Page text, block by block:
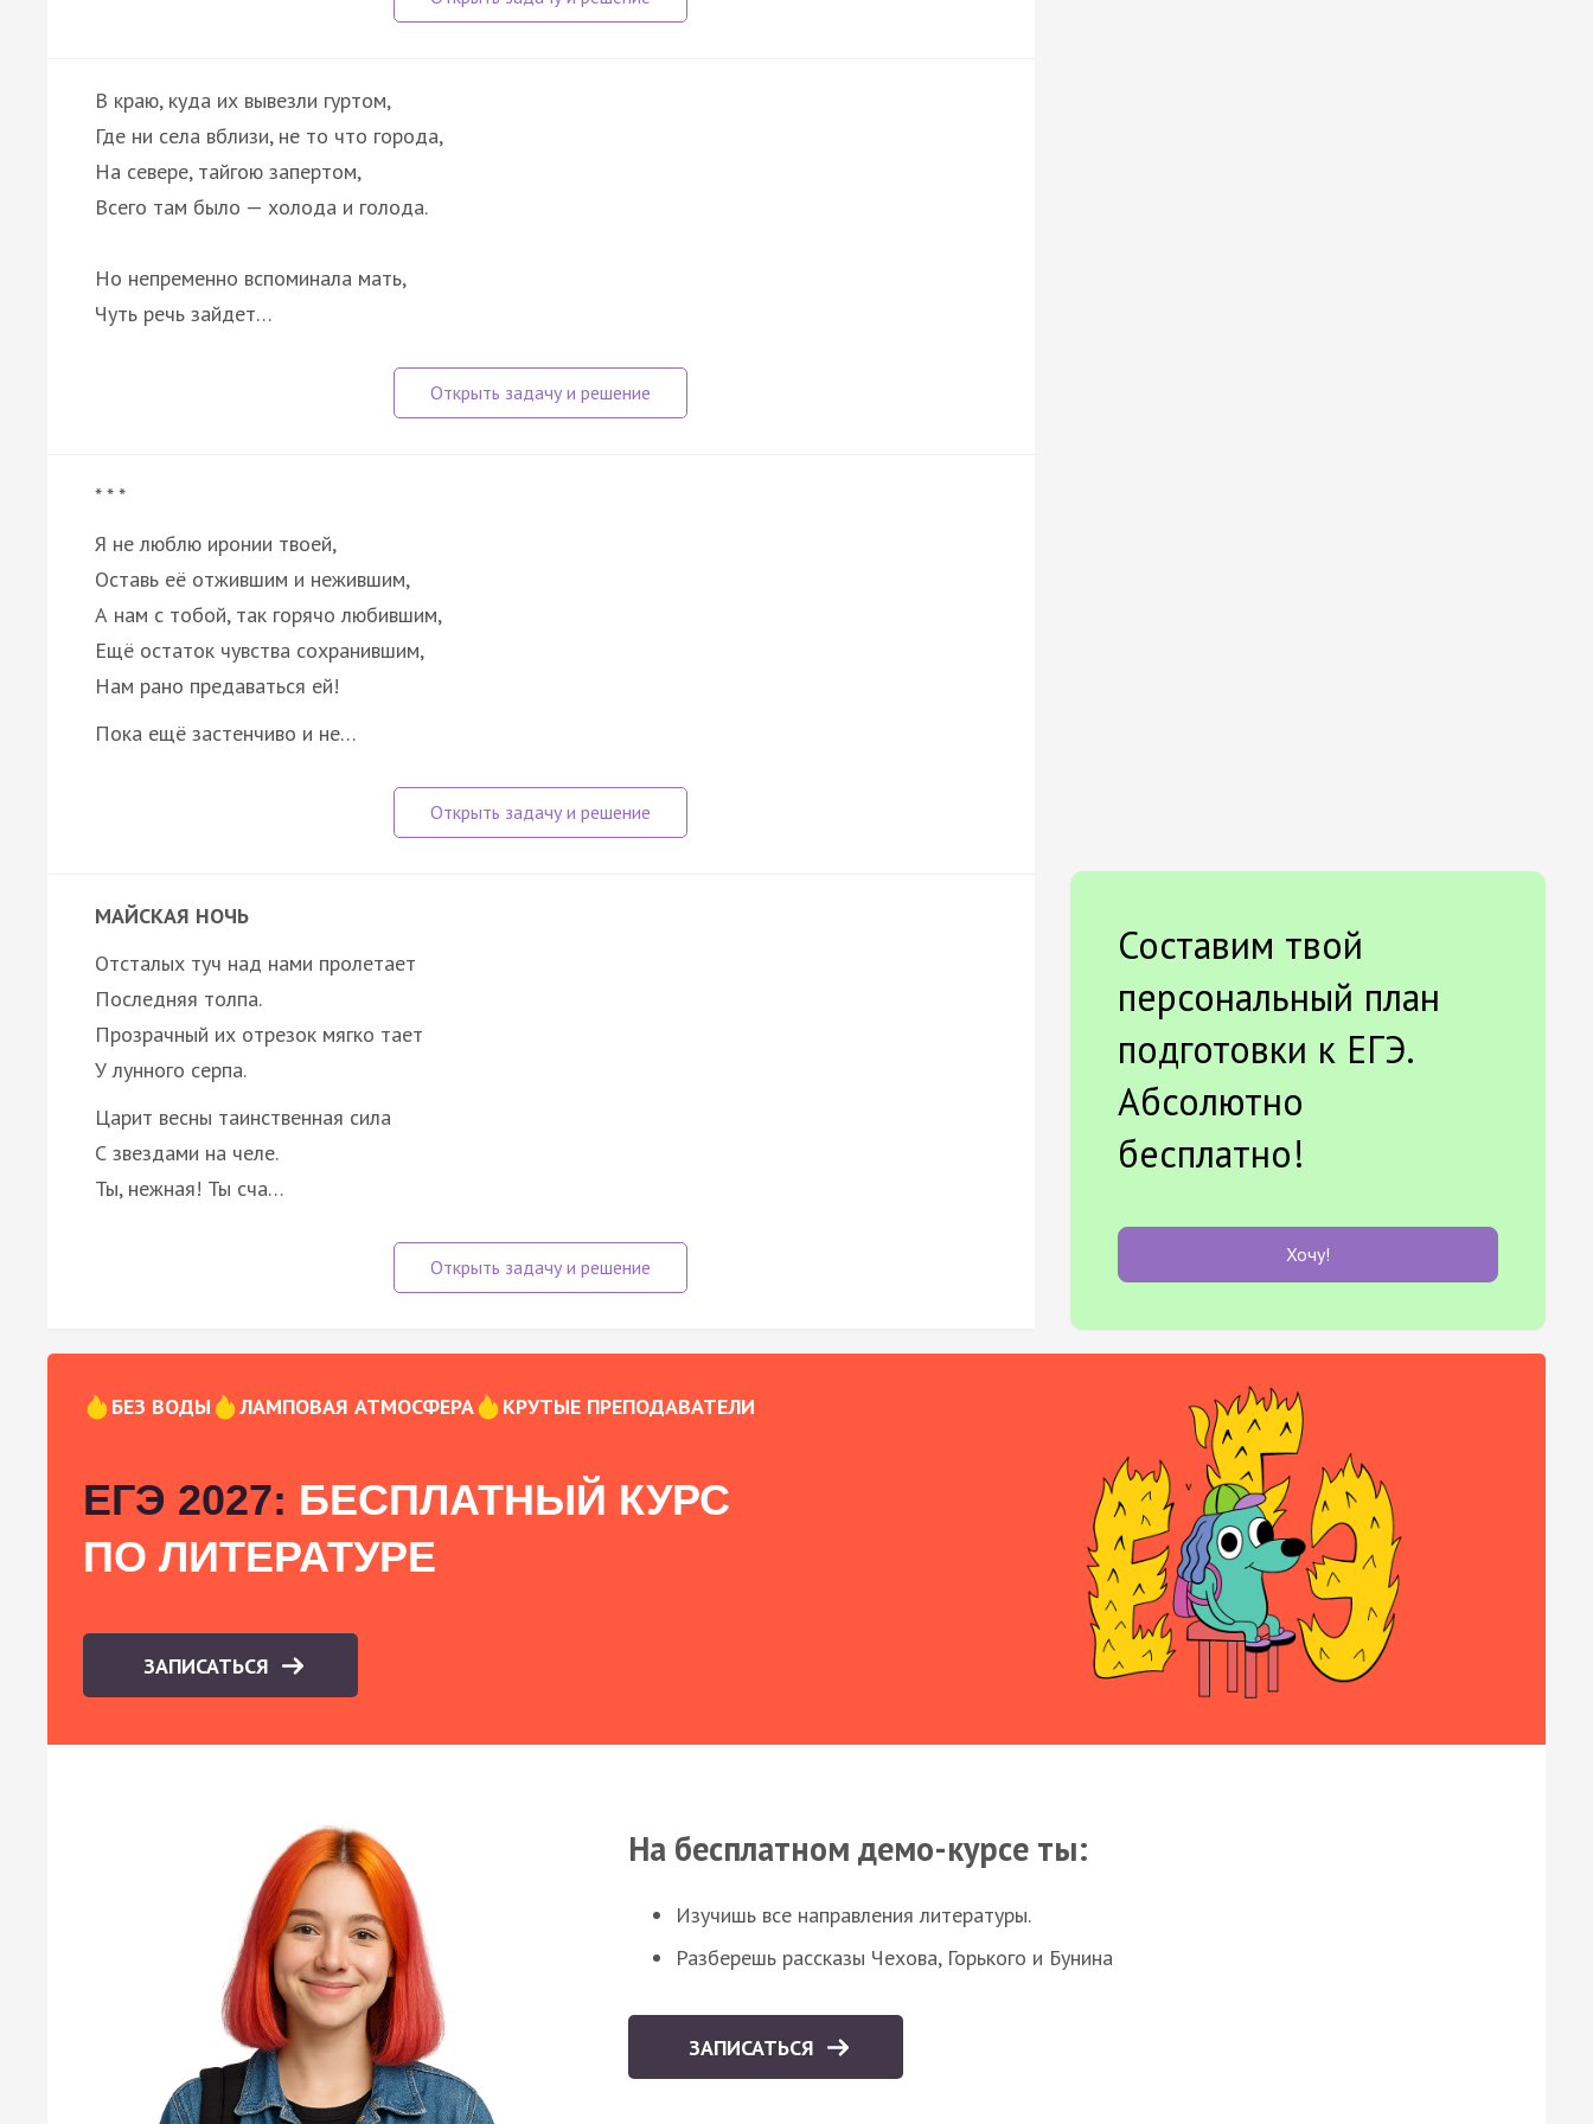
В краю, куда их вывезли гуртом,
Где ни села вблизи, не то что города,
На севере, тайгою запертом,
Всего там было — холода и голода.
Но непременно вспоминала мать,
Чуть речь зайдет…
* * *
Я не люблю иронии твоей,
Оставь её отжившим и нежившим,
А нам с тобой, так горячо любившим,
Ещё остаток чувства сохранившим,
Нам рано предаваться ей!
Пока ещё застенчиво и не…
МАЙСКАЯ НОЧЬ
Отсталых туч над нами пролетает
Последняя толпа.
Прозрачный их отрезок мягко тает
У лунного серпа.
Царит весны таинственная сила
С звездами на челе.
Ты, нежная! Ты сча…
Составим твой
персональный план
подготовки к ЕГЭ.
Абсолютно
бесплатно!
Хочу!
БЕЗ ВОДЫ ЛАМПОВАЯ АТМОСФЕРА КРУТЫЕ ПРЕПОДАВАТЕЛИ
ЕГЭ 2027: БЕСПЛАТНЫЙ КУРС
ПО ЛИТЕРАТУРЕ
ЗАПИСАТЬСЯ
На бесплатном демо-курсе ты:
Изучишь все направления литературы.
Разберешь рассказы Чехова, Горького и Бунина
ЗАПИСАТЬСЯ